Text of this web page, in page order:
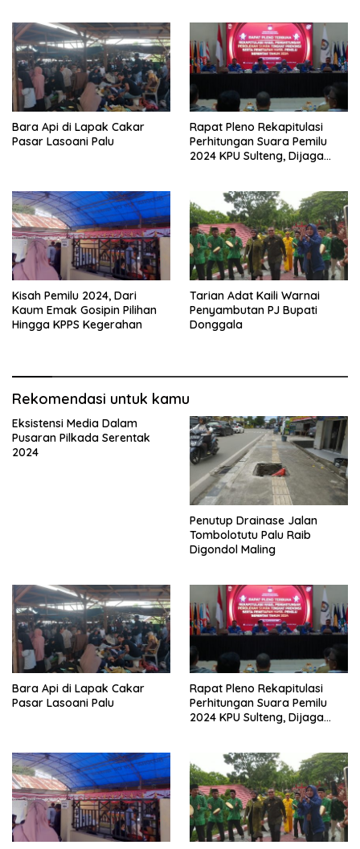
Bara Api di Lapak Cakar
Pasar Lasoani Palu
Rapat Pleno Rekapitulasi
Perhitungan Suara Pemilu
2024 KPU Sulteng, Dijaga
Kisah Pemilu 2024, Dari
Kaum Emak Gosipin Pilihan
Hingga KPPS Kegerahan
Tarian Adat Kaili Warnai
Penyambutan PJ Bupati
Donggala
Rekomendasi untuk kamu
Eksistensi Media Dalam
Pusaran Pilkada Serentak
2024
Penutup Drainase Jalan
Tombolotutu Palu Raib
Digondol Maling
Bara Api di Lapak Cakar
Pasar Lasoani Palu
Rapat Pleno Rekapitulasi
Perhitungan Suara Pemilu
2024 KPU Sulteng, Dijaga